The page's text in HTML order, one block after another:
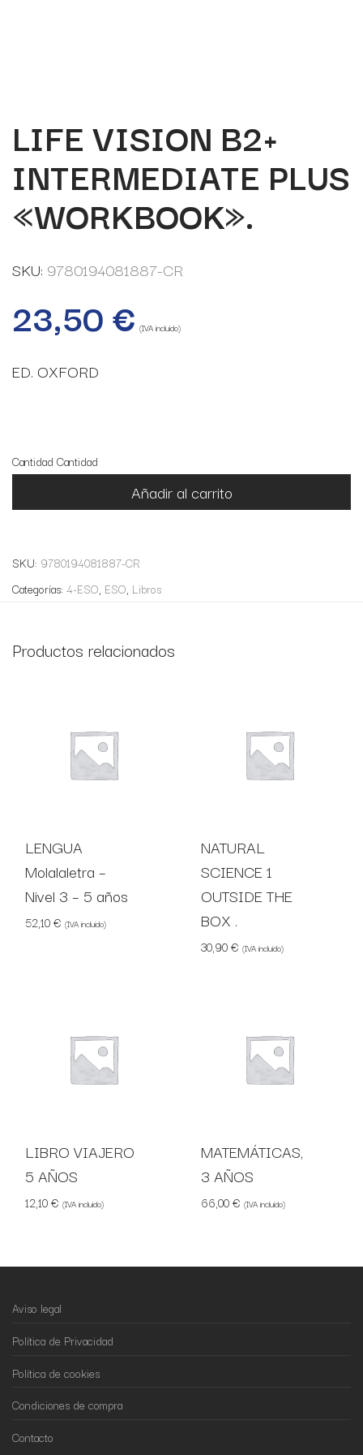
LIFE VISION B2+
INTERMEDIATE PLUS
«WORKBOOK».
SKU: 9780194081887-CR
23,50€ (IVA incluido)
ED. OXFORD
Cantidad Cantidad
Añadir al carrito
SKU: 9780194081887-CR
Categorías: 4-ESO, ESO, Libros
Productos relacionados
LENGUA
Molalaletra –
Nivel 3 – 5 años
52,10€ (IVA incluido)
NATURAL
SCIENCE 1
OUTSIDE THE
BOX .
30,90€ (IVA incluido)
LIBRO VIAJERO
5 AÑOS
12,10€ (IVA incluido)
MATEMÁTICAS,
3 AÑOS
66,00€ (IVA incluido)
Aviso legal
Política de Privacidad
Política de cookies
Condiciones de compra
Contacto